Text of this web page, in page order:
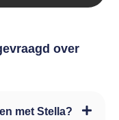
over
met Stella?